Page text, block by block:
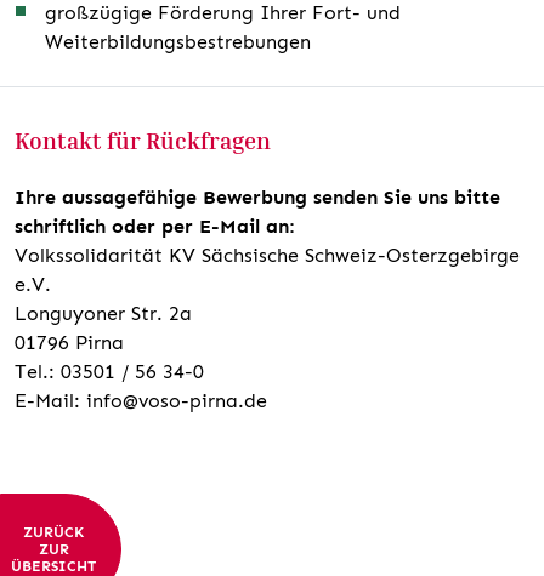
großzügige Förderung Ihrer Fort- und
Weiterbildungsbestrebungen
Kontakt für Rückfragen
Ihre aussagefähige Bewerbung senden Sie uns bitte
schriftlich oder per E-Mail an:
Volkssolidarität KV Sächsische Schweiz-Osterzgebirge
e.V.
Longuyoner Str. 2a
01796 Pirna
Tel.: 03501 / 56 34-0
E-Mail: info@voso-pirna.de
ZURÜCK
ZUR
ÜBERSICHT